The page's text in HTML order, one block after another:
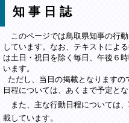
知事日誌
このページでは鳥取県知事の行
しています。なお、テキストによ
は土日・祝日を除く毎日、午後６
います。
ただし、当日の掲載となりますの
日程については、あくまで予定とな
また、主な行動日程については
載しています。